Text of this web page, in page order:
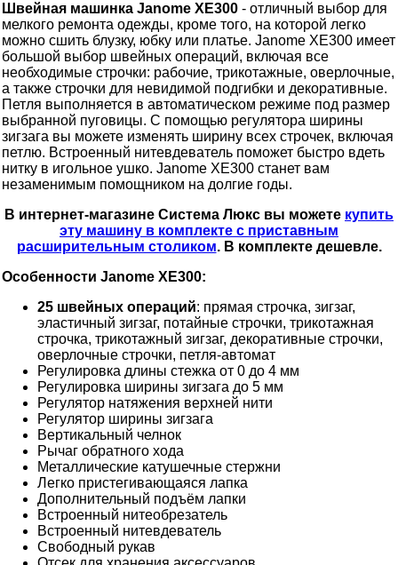
Швейная машинка Janome XE300 - отличный выбор для
мелкого ремонта одежды, кроме того, на которой легко
можно сшить блузку, юбку или платье. Janome XE300 имеет
большой выбор швейных операций, включая все
необходимые строчки: рабочие, трикотажные, оверлочные,
а также строчки для невидимой подгибки и декоративные.
Петля выполняется в автоматическом режиме под размер
выбранной пуговицы. С помощью регулятора ширины
зигзага вы можете изменять ширину всех строчек, включая
петлю. Встроенный нитевдеватель поможет быстро вдеть
нитку в игольное ушко. Janome XE300 станет вам
незаменимым помощником на долгие годы.
В интернет-магазине Система Люкс вы можете купить
эту машину в комплекте с приставным
расширительным столиком. В комплекте дешевле.
Особенности Janome XE300:
25 швейных операций: прямая строчка, зигзаг,
эластичный зигзаг, потайные строчки, трикотажная
строчка, трикотажный зигзаг, декоративные строчки,
оверлочные строчки, петля-автомат
Регулировка длины стежка от 0 до 4 мм
Регулировка ширины зигзага до 5 мм
Регулятор натяжения верхней нити
Регулятор ширины зигзага
Вертикальный челнок
Рычаг обратного хода
Металлические катушечные стержни
Легко пристегивающаяся лапка
Дополнительный подъём лапки
Встроенный нитеобрезатель
Встроенный нитевдеватель
Свободный рукав